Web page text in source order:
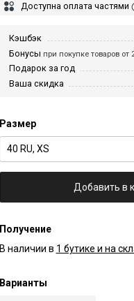
Доступна оплата частями
Кэшбэк
Бонусы при покупке товаров от
Подарок за год
Ваша скидка
Размер
40 RU, XS
Добавить в
Получение
В наличии в 1 бутике и на
Варианты